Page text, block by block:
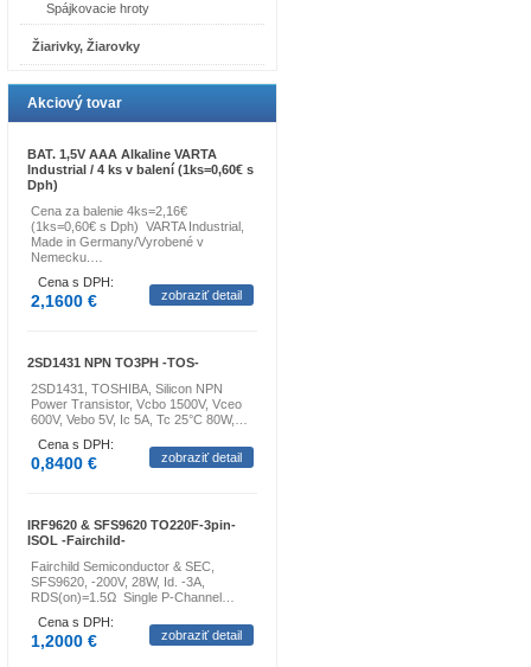
Spájkovacie hroty
Žiarivky, Žiarovky
Akciový tovar
BAT. 1,5V AAA Alkaline VARTA
Industrial / 4 ks v balení (1ks=0,60€ s
Dph)
Cena za balenie 4ks=2,16€
(1ks=0,60€ s Dph) VARTA Industrial,
Made in Germany/Vyrobené v
Nemecku.…
Cena s DPH:
2,1600 € zobraziť detail
2SD1431 NPN TO3PH -TOS-
2SD1431, TOSHIBA, Silicon NPN
Power Transistor, Vcbo 1500V, Vceo
600V, Vebo 5V, Ic 5A, Tc 25°C 80W,…
Cena s DPH:
0,8400 € zobraziť detail
IRF9620 & SFS9620 TO220F-3pin-
ISOL -Fairchild-
Fairchild Semiconductor & SEC,
SFS9620, -200V, 28W, Id. -3A,
RDS(on)=1.5Ω Single P-Channel…
Cena s DPH:
1,2000 € zobraziť detail